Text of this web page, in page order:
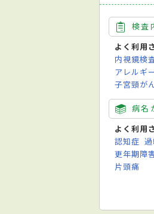
検査
よく利用
内視鏡検
アレルギ
子宮頸が
病名
よく利用
認知症
更年期障
片頭痛